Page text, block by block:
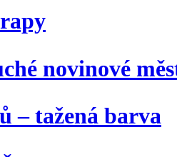
novinové
– tažená barva